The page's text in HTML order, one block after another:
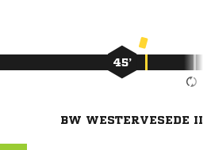
45’
BW WESTERVESEDE II